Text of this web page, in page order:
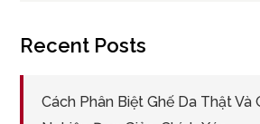
Recent Posts
Cách Phân Biệt Ghế Da Thật Và